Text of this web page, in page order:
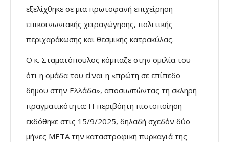
εξελίχθηκε σε μια πρωτοφανή επιχείρηση
επικοινωνιακής χειραγώγησης, πολιτικής
περιχαράκωσης και θεσμικής κατρακύλας.
Ο κ. Σταματόπουλος κόμπαζε στην ομιλία του
ότι η ομάδα του είναι η «πρώτη σε επίπεδο
δήμου στην Ελλάδα», αποσιωπώντας τη σκληρή
πραγματικότητα: Η περιβόητη πιστοποίηση
εκδόθηκε στις 15/9/2025, δηλαδή σχεδόν δύο
μήνες ΜΕΤΑ την καταστροφική πυρκαγιά της